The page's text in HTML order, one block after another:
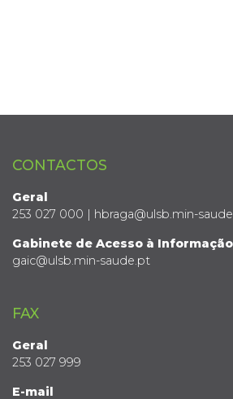
CONTACTOS
Geral
253 027 000 | hbraga@ulsb.min-
Gabinete de Acesso à
gaic@ulsb.min-saude.pt
FAX
Geral
253 027 999
E-mail